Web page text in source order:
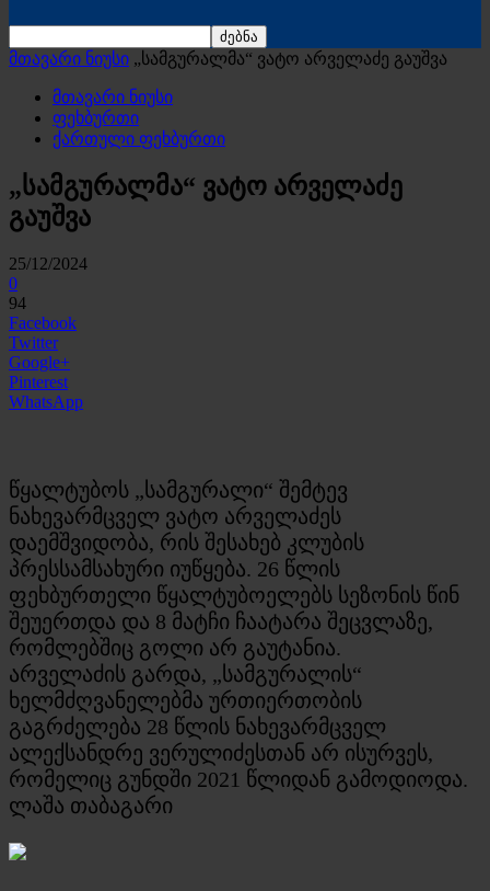
მთავარი ნიუსი „სამგურალმა“ ვატო არველაძე გაუშვა
მთავარი ნიუსი
ფეხბურთი
ქართული ფეხბურთი
„სამგურალმა“ ვატო არველაძე
გაუშვა
25/12/2024
0
94
Facebook
Twitter
Google+
Pinterest
WhatsApp
წყალტუბოს „სამგურალი“ შემტევ
ნახევარმცველ ვატო არველაძეს
დაემშვიდობა, რის შესახებ კლუბის
პრესსამსახური იუწყება. 26 წლის
ფეხბურთელი წყალტუბოელებს სეზონის წინ
შეუერთდა და 8 მატჩი ჩაატარა შეცვლაზე,
რომლებშიც გოლი არ გაუტანია.
არველაძის გარდა, „სამგურალის“
ხელმძღვანელებმა ურთიერთობის
გაგრძელება 28 წლის ნახევარმცველ
ალექსანდრე ვერულიძესთან არ ისურვეს,
რომელიც გუნდში 2021 წლიდან გამოდიოდა.
ლაშა თაბაგარი